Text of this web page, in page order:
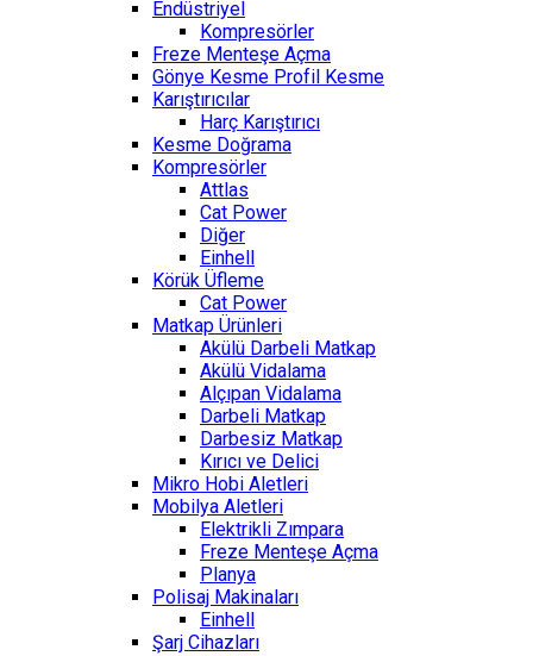
Endüstriyel
Kompresörler
Freze Menteşe Açma
Gönye Kesme Profil Kesme
Karıştırıcılar
Harç Karıştırıcı
Kesme Doğrama
Kompresörler
Attlas
Cat Power
Diğer
Einhell
Körük Üfleme
Cat Power
Matkap Ürünleri
Akülü Darbeli Matkap
Akülü Vidalama
Alçıpan Vidalama
Darbeli Matkap
Darbesiz Matkap
Kırıcı ve Delici
Mikro Hobi Aletleri
Mobilya Aletleri
Elektrikli Zımpara
Freze Menteşe Açma
Planya
Polisaj Makinaları
Einhell
Şarj Cihazları